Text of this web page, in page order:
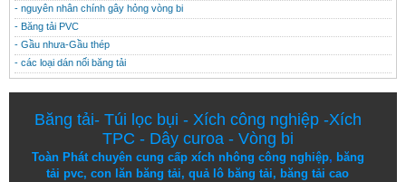
- nguyên nhân chính gây hỏng vòng bi
- Băng tải PVC
- Gầu nhưa-Gầu thép
- các loại dán nối băng tải
Băng tải- Túi lọc bụi - Xích công nghiệp-Xích
TPC - Dây curoa- Vòng bi
Toàn Phát chuyên cung cấp xích nhông công nghiệp, băng
tải pvc,con lăn băng tải,quả lô băng tải, băng tải cao